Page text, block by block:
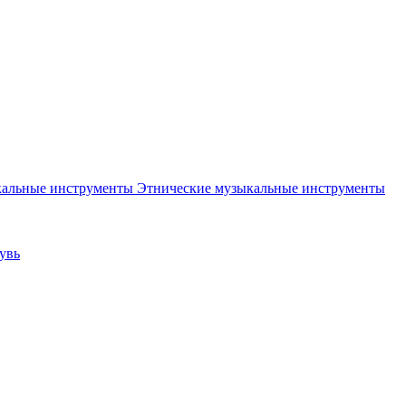
Этнические музыкальные инструменты